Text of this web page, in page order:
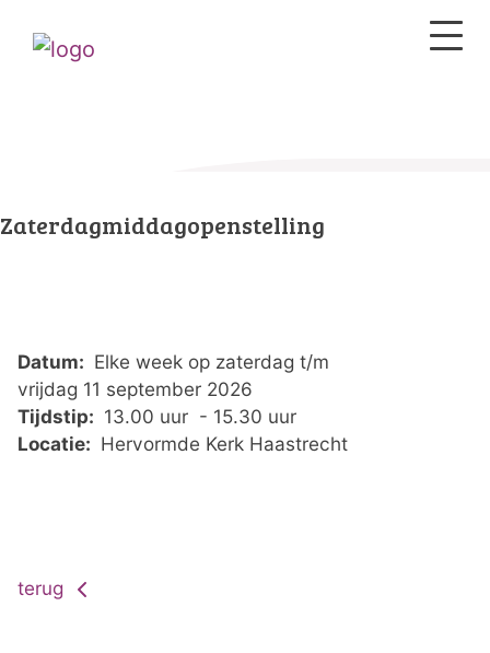
Zaterdagmiddagopenstelling
Datum: Elke week op zaterdag t/m
vrijdag 11 september 2026
Tijdstip: 13.00 uur - 15.30 uur
Locatie: Hervormde Kerk Haastrecht
terug